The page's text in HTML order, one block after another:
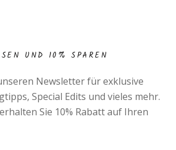
UND 10% SPAREN
Newsletter für exklusive
Special Edits und vieles mehr.
Sie 10% Rabatt auf Ihren